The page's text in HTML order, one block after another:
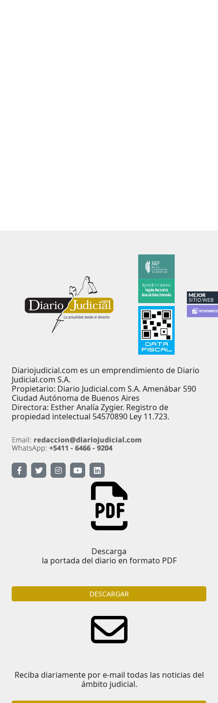
Diariojudicial.com es un emprendimiento de Diario
Judicial.com S.A.
Propietario: Diario Judicial.com S.A. Amenábar 590
Ciudad Autónoma de Buenos Aires
Directora: Esther Analía Zygier. Registro de
propiedad intelectual 54570890 Ley 11.723.
Descarga
la portada del diario en formato PDF
DESCARGAR
Reciba diariamente por e-mail todas las noticias del
ámbito judicial.